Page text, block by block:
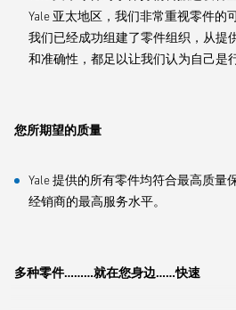
Yale 亚太地区，我们非常重视零件的
我们已经成功组建了零件组织，从提
和准确性，都足以让我们认为自己是
您所期望的质量
Yale 提供的所有零件均符合最高质量
经销商的最高服务水平。
多种零件………就在您身边……快速